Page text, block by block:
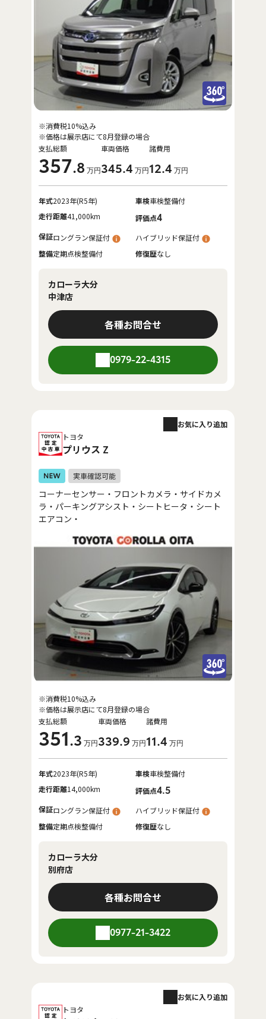
支払総額
357.8 万円
車両価格
345.4 万円
諸費用
12.4 万円
※消費税10%込み
※価格は展示店にて8月登録の場合
年式2023年(R5年) 車検車検整備付
走行距離41,000km 評価点4
保証ロングラン保証付
ハイブリッド保証付
整備定期点検整備付 修復歴なし
カローラ大分
中津店
各種お問合せ
0979-22-4315
トヨタ
プリウス Z
お気に入り追加
コーナーセンサー・フロントカメラ・サイドカメ
ラ・パーキングアシスト・シートヒータ・シート
エアコン・
支払総額
351.3 万円
車両価格
339.9 万円
諸費用
11.4 万円
※消費税10%込み
※価格は展示店にて8月登録の場合
年式2023年(R5年) 車検車検整備付
走行距離14,000km 評価点4.5
保証ロングラン保証付
ハイブリッド保証付
整備定期点検整備付 修復歴なし
カローラ大分
別府店
各種お問合せ
0977-21-3422
トヨタ
お気に入り追加